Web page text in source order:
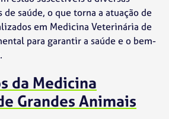
saúde, o que torna a atuação de
em Medicina Veterinária de
para garantir a saúde e o bem-
da Medicina
Grandes Animais